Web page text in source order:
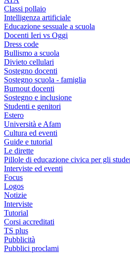
Classi pollaio
Intelligenza artificiale
Educazione sessuale a scuola
Docenti Ieri vs Oggi
Dress code
Bullismo a scuola
Divieto cellulari
Sostegno docenti
Sostegno scuola - famiglia
Burnout docenti
Sostegno e inclusione
Studenti e genitori
Estero
Università e Afam
Cultura ed eventi
Guide e tutorial
Le dirette
Pillole di educazione civica per gli
Interviste ed eventi
Focus
Logos
Notizie
Interviste
Tutorial
Corsi accreditati
TS plus
Pubblicità
Pubblici proclami